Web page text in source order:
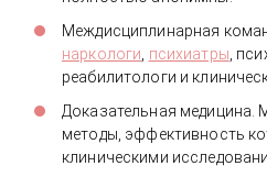
Междисциплинарная
наркологи психиатры ,
реабилитологи и
Доказательная медицина.
методы, эффективность
клиническими